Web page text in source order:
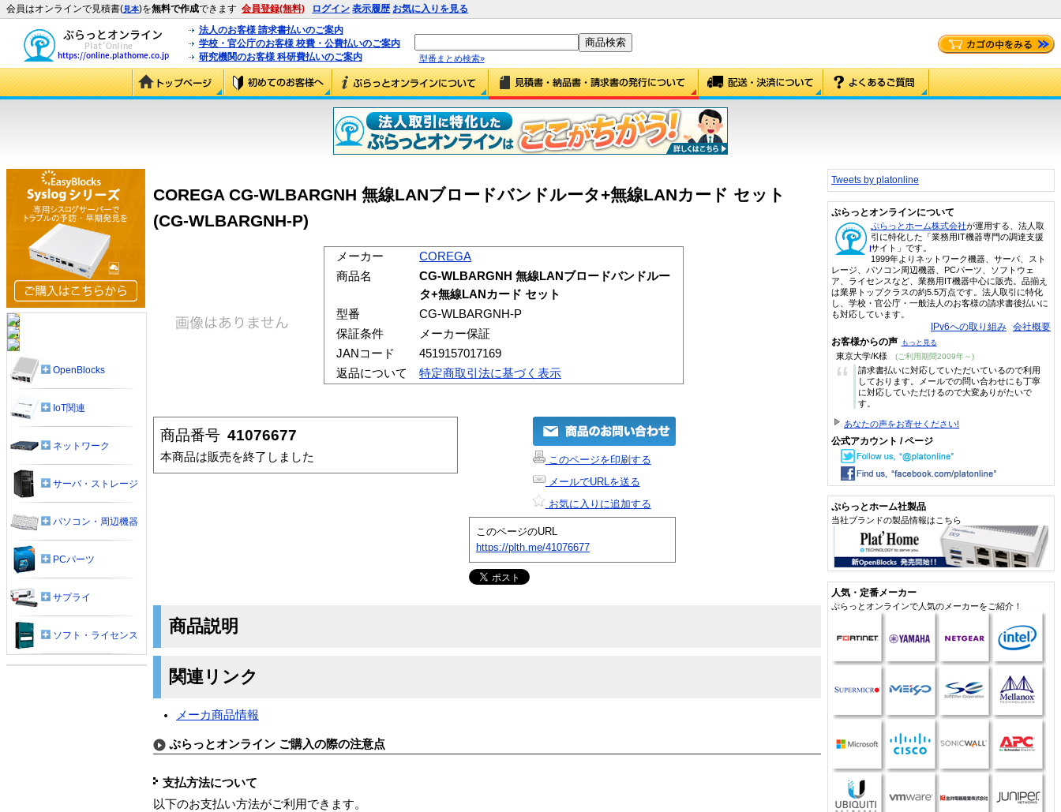
会員はオンラインで見積書(見本)を無料で作成できます 会員登録(無料) ログイン 表示履歴 お気に入りを見る
法人のお客様 請求書払いのご案内
学校・官公庁のお客様 校費・公費払いのご案内
研究機関のお客様 科研費払いのご案内
型番まとめ検索»
COREGA CG-WLBARGNH 無線LANブロードバンドルータ+無線LANカード セット
(CG-WLBARGNH-P)
メーカー
COREGA
商品名
CG-WLBARGNH 無線LANブロードバンドルー
タ+無線LANカード セット
型番
CG-WLBARGNH-P
保証条件
メーカー保証
JANコード
4519157017169
返品について
特定商取引法に基づく表示
商品番号 41076677
本商品は販売を終了しました
このページを印刷する
メールでURLを送る
お気に入りに追加する
このページのURL
https://plth.me/41076677
商品説明
関連リンク
メーカ商品情報
ぷらっとオンライン ご購入の際の注意点
支払方法について
以下のお支払い方法がご利用できます。
OpenBlocks
IoT関連
ネットワーク
サーバ・ストレージ
パソコン・周辺機器
PCパーツ
サプライ
ソフト・ライセンス
Tweets by platonline
ぷらっとオンラインについて
ぷらっとホーム株式会社が運用する、法人取
引に特化した「業務用IT機器専門の調達支援
サイト」です。
1999年よりネットワーク機器、サーバ、スト
レージ、パソコン周辺機器、PCパーツ、ソフトウェ
ア、ライセンスなど、業務用IT機器中心に販売。品揃え
は業界トップクラスの約5.5万点です。法人取引に特化
し、学校・官公庁・一般法人のお客様の請求書後払いに
も対応しています。
IPv6への取り組み 会社概要
お客様からの声 もっと見る
東京大学/K様 (ご利用期間2009年～)
“
請求書払いに対応していただいているので利用
しております。メールでの問い合わせにも丁寧
に対応していただけるので大変ありがたいで
す。
あなたの声をお寄せください!
公式アカウント / ページ
ぷらっとホーム社製品
当社ブランドの製品情報はこちら
人気・定番メーカー
ぷらっとオンラインで人気のメーカーをご紹介！